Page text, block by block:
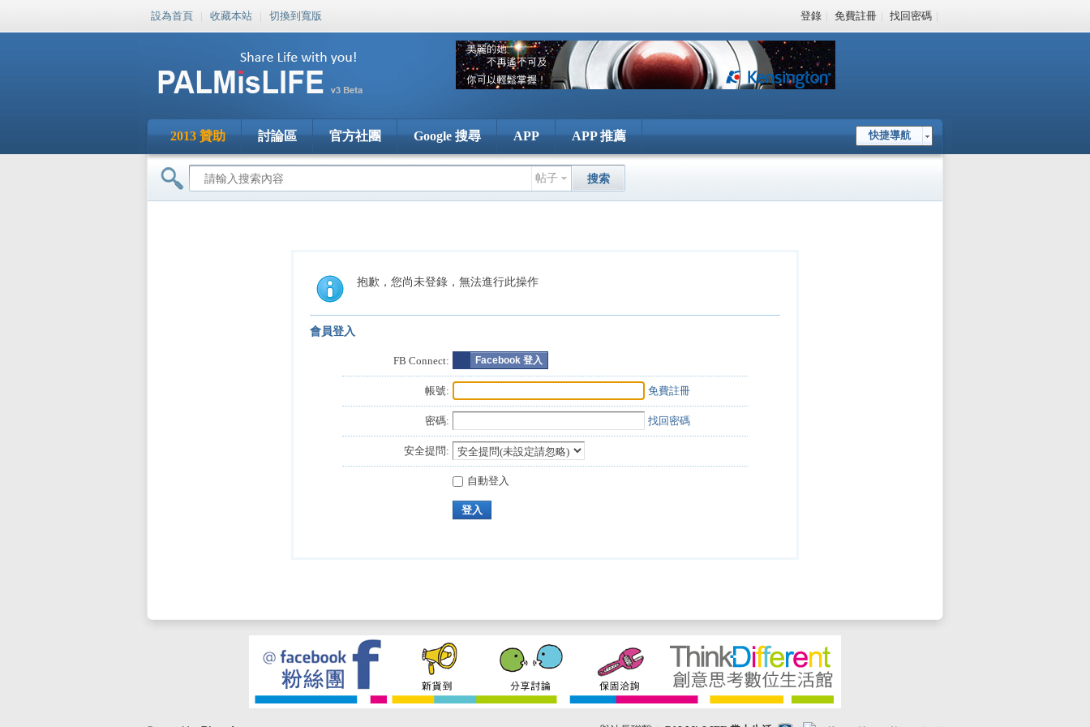
設為首頁 | 收藏本站 | 切換到寬版 登錄 | 免費註冊 | 找回密碼 |
快捷導航
2013 贊助 討論區 官方社團 Google 搜尋 APP APP 推薦
帖子 搜索
抱歉，您尚未登錄，無法進行此操作
會員登入
FB Connect: Facebook 登入
帳號: 免費註冊
密碼: 找回密碼
安全提問:
自動登入
登入